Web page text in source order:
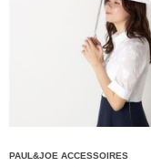
PAUL&JOE ACCESSOIRES